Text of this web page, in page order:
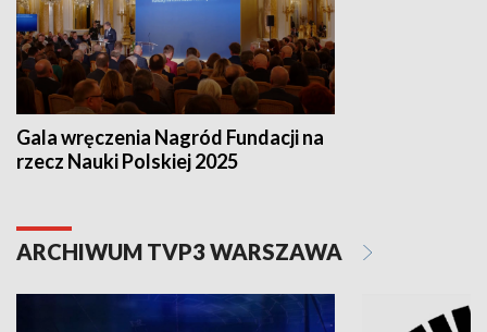
Gala wręczenia Nagród Fundacji na
rzecz Nauki Polskiej 2025
ARCHIWUM TVP3 WARSZAWA